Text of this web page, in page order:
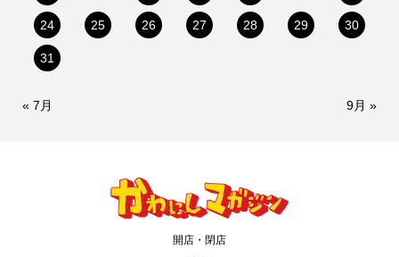
24 25 26 27 28 29 30
31
« 7月 9月 »
開店・閉店